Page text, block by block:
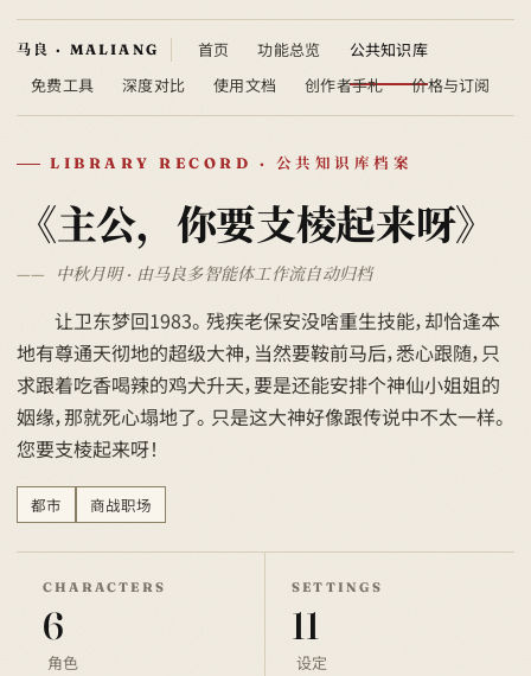
首页 功能总览
公共知识库
免费工具
深度对比 使用文档 创作者手札 价格与订阅
LIBRARY RECORD · 公共知识库档案
《主公，你要支棱起来呀》
中秋月明 · 由马良多智能体工作流自动归档
让卫东梦回1983。 残疾老保安没啥重生技能，却恰逢本
地有尊通天彻地的超级大神，当然要鞍前马后，悉心跟随，只
求跟着吃香喝辣的鸡犬升天，要是还能安排个神仙小姐姐的
姻缘，那就死心塌地了。 只是这大神好像跟传说中不太一样。
您要支棱起来呀！
都市 商战职场
CHARACTERS
6
角色
SETTINGS
11
设定